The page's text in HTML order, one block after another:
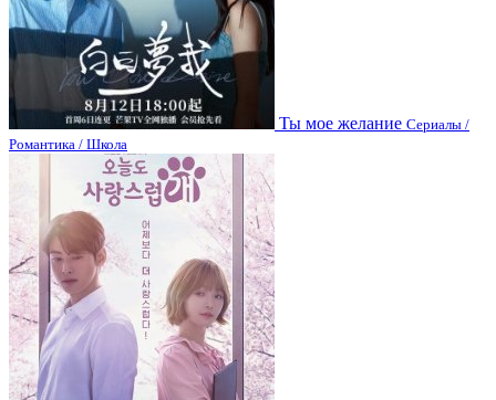
Ты мое желание Сериалы /
Романтика / Школа